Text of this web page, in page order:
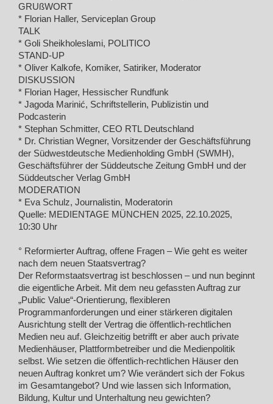
GRUßWORT
* Florian Haller, Serviceplan Group
TALK
* Goli Sheikholeslami, POLITICO
STAND-UP
* Oliver Kalkofe, Komiker, Satiriker, Moderator
DISKUSSION
* Florian Hager, Hessischer Rundfunk
* Jagoda Marinić, Schriftstellerin, Publizistin und
Podcasterin
* Stephan Schmitter, CEO RTL Deutschland
* Dr. Christian Wegner, Vorsitzender der Geschäftsführung
der Südwestdeutsche Medienholding GmbH (SWMH),
Geschäftsführer der Süddeutsche Zeitung GmbH und der
Süddeutscher Verlag GmbH
MODERATION
* Eva Schulz, Journalistin, Moderatorin
Quelle: MEDIENTAGE MÜNCHEN 2025, 22.10.2025,
10:30 Uhr
° Reformierter Auftrag, offene Fragen – Wie geht es weiter
nach dem neuen Staatsvertrag?
Der Reformstaatsvertrag ist beschlossen – und nun beginnt
die eigentliche Arbeit. Mit dem neu gefassten Auftrag zur
„Public Value“-Orientierung, flexibleren
Programmanforderungen und einer stärkeren digitalen
Ausrichtung stellt der Vertrag die öffentlich-rechtlichen
Medien neu auf. Gleichzeitig betrifft er aber auch private
Medienhäuser, Plattformbetreiber und die Medienpolitik
selbst. Wie setzen die öffentlich-rechtlichen Häuser den
neuen Auftrag konkret um? Wie verändert sich der Fokus
im Gesamtangebot? Und wie lassen sich Information,
Bildung, Kultur und Unterhaltung neu gewichten?